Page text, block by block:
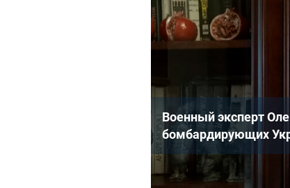
Военный эксперт
бомбардирующих
Читайте еще :